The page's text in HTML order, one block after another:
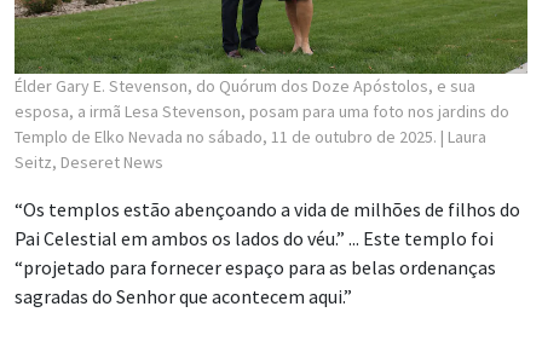
Élder Gary E. Stevenson, do Quórum dos Doze Apóstolos, e sua
esposa, a irmã Lesa Stevenson, posam para uma foto nos jardins do
Templo de Elko Nevada no sábado, 11 de outubro de 2025. | Laura
Seitz, Deseret News
“Os templos estão abençoando a vida de milhões de filhos do
Pai Celestial em ambos os lados do véu.” ... Este templo foi
“projetado para fornecer espaço para as belas ordenanças
sagradas do Senhor que acontecem aqui.”